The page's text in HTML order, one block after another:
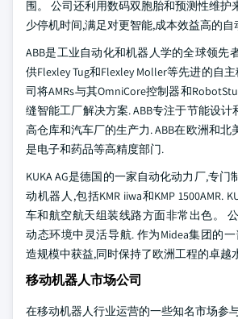
围。 公司还利用数码双胞胎和预测性维护
少停机时间,满足对更智能,成本效益高的自
ABB是工业自动化和机器人学的全球领先
供Flexley Tug和Flexley Moller等先进的自
司将AMRs与其OmniCore控制器和
缝智能工厂解决方案. ABB专注于节能设计
高仓库和汽车厂的生产力. ABB在欧洲和北
是电子和药品等高精度部门.
KUKA AG是德国的一家自动化动力厂,专门
动机器人,包括KMR iiwa和KMP 1500AMR.
车和航空航天组装线路方面非常出色。
动态环境中灵活导航. 作为Midea集团的一
造规模中获益,同时保持了欧洲工程的卓越
移动机器人市场公司
在移动机器人行业运营的一些知名市场参